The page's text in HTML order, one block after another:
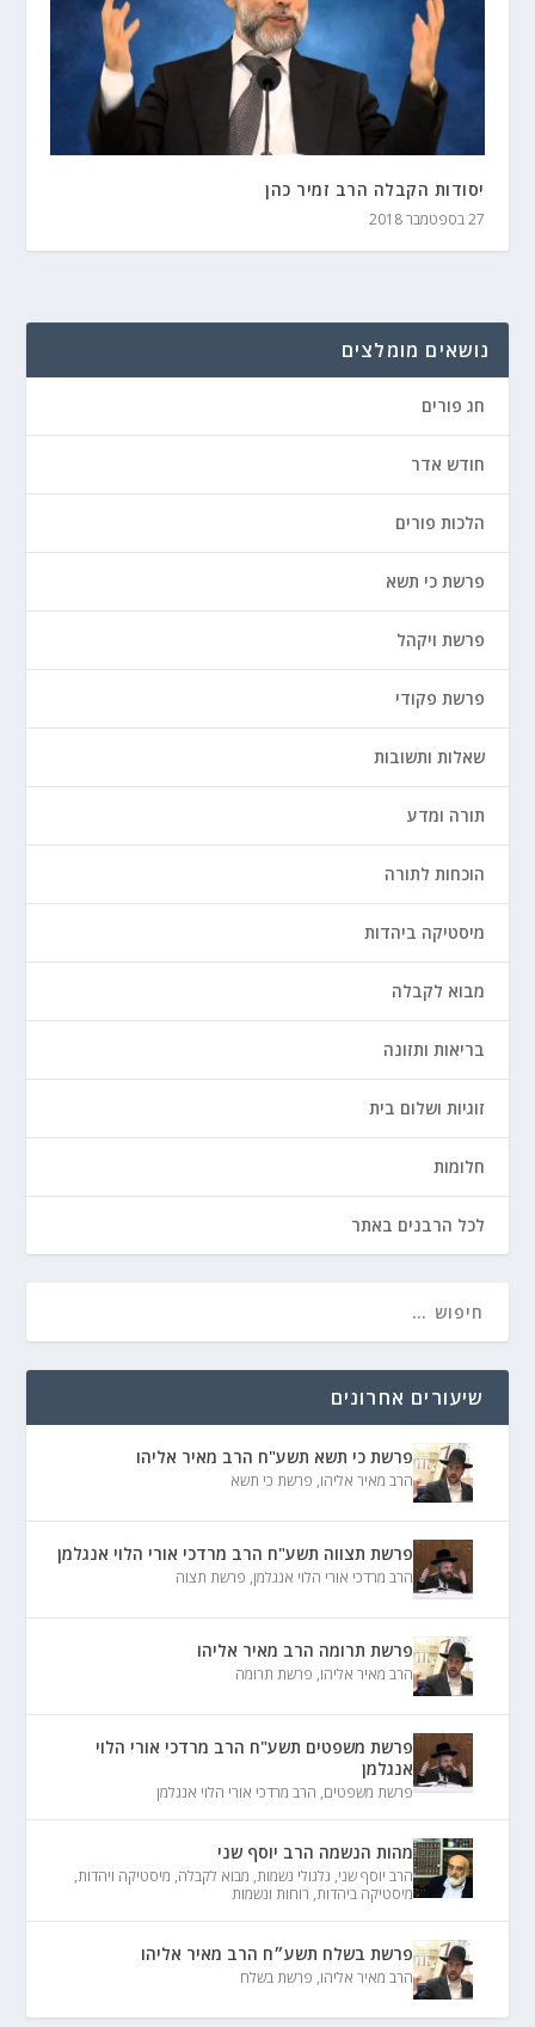
יסודות הקבלה הרב זמיר כהן
27 בספטמבר 2018
נושאים מומלצים
חג פורים
חודש אדר
הלכות פורים
פרשת כי תשא
פרשת ויקהל
פרשת פקודי
שאלות ותשובות
תורה ומדע
הוכחות לתורה
מיסטיקה ביהדות
מבוא לקבלה
בריאות ותזונה
זוגיות ושלום בית
חלומות
לכל הרבנים באתר
שיעורים אחרונים
פרשת כי תשא תשע"ח הרב מאיר אליהו
הרב מאיר אליהו, פרשת כי תשא
פרשת תצווה תשע"ח הרב מרדכי אורי הלוי אנגלמן
הרב מרדכי אורי הלוי אנגלמן, פרשת תצוה
פרשת תרומה הרב מאיר אליהו
הרב מאיר אליהו, פרשת תרומה
פרשת משפטים תשע"ח הרב מרדכי אורי הלוי
אנגלמן
פרשת משפטים, הרב מרדכי אורי הלוי אנגלמן
מהות הנשמה הרב יוסף שני
הרב יוסף שני, גלגולי נשמות, מבוא לקבלה, מיסטיקה ויהדות,
מיסטיקה ביהדות, רוחות ונשמות
פרשת בשלח תשע״ח הרב מאיר אליהו
הרב מאיר אליהו, פרשת בשלח